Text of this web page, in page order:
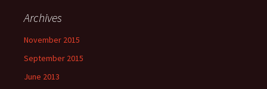
Archives
November 2015
September 2015
June 2013